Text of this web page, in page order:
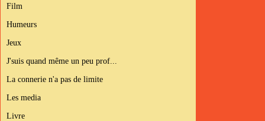
Film
Humeurs
Jeux
J'suis quand même un peu prof...
La connerie n'a pas de limite
Les media
Livre